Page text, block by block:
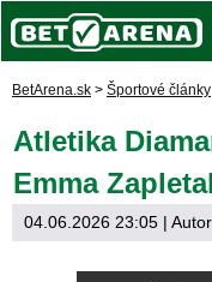
BetArena.sk > Športové články
Atletika
Emma
04.06.2026 23:05 |